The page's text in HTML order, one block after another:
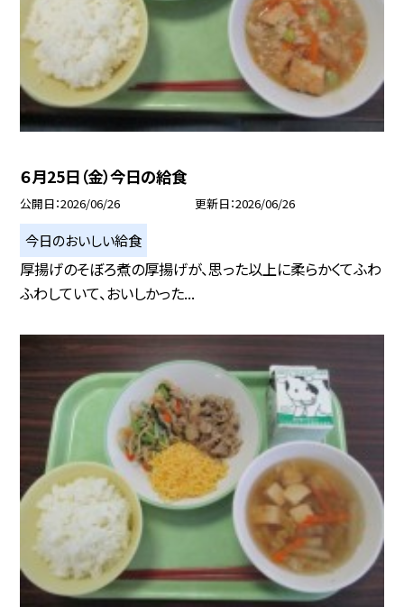
６月25日（金）今日の給食
公開日 2026/06/26 更新日 2026/06/26
今日のおいしい給食
厚揚げのそぼろ煮の厚揚げが、思った以上に柔らかくてふわ
ふわしていて、おいしかった...